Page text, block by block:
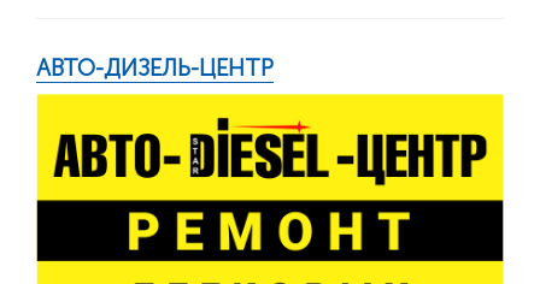
АВТО-ДИЗЕЛЬ-ЦЕНТР